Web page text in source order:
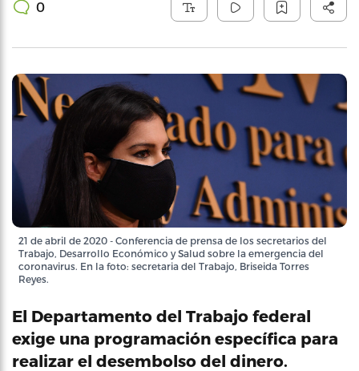
0
21 de abril de 2020 - Conferencia de prensa de los secretarios del
Trabajo, Desarrollo Económico y Salud sobre la emergencia del
coronavirus. En la foto: secretaria del Trabajo, Briseida Torres
Reyes.
El Departamento del Trabajo federal
exige una programación específica para
realizar el desembolso del dinero.